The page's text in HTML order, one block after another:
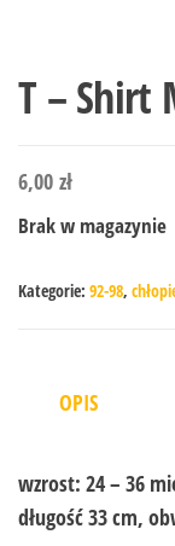
T – Shirt
6,00 zł
Brak w magazynie
Kategorie: 92-98,
OPIS
wzrost: 24 – 36
długość 33 cm,